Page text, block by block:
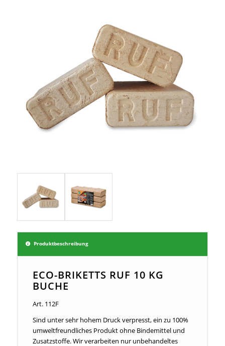
Produktbeschreibung
ECO-BRIKETTS RUF 10 KG
BUCHE
Art. 112F
Sind unter sehr hohem Druck verpresst, ein zu 100%
umweltfreundliches Produkt ohne Bindemittel und
Zusatzstoffe. Wir verarbeiten nur unbehandeltes